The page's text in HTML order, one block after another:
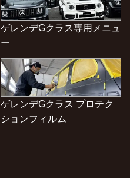
ゲレンデGクラス専用メニュ
ー
ゲレンデGクラス プロテク
ションフィルム